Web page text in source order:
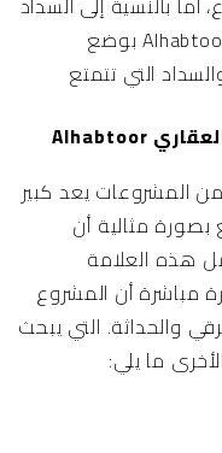
والتقسيط فقامت Alhabtoor Developments بوضع
التي تتمتع
مشروعات شركة الحبتور للتطوير العقاري Alhabtoor
إن رصيد Alhabtoor Developments من المشروعات يعد كبير
بصورة مثالية أن
هذه العلامة
مباشرة أن المشروع
والحداثة. التي يبحث
ما يلي: